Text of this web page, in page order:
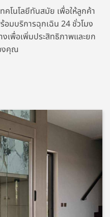
คโนโลยีทันสมัย เพื่อให้ลูกค้า
อมบริการฉุกเฉิน 24 ชั่วโมง
เพื่อเพิ่มประสิทธิภาพและยก
งคุณ